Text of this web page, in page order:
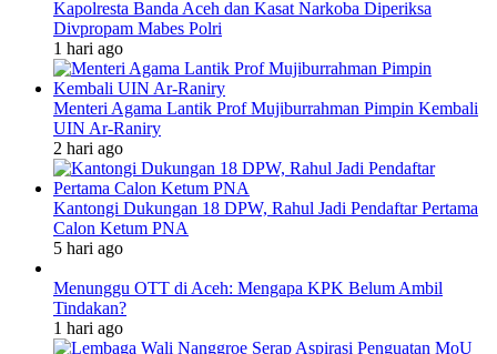
Kapolresta Banda Aceh dan Kasat Narkoba Diperiksa
Divpropam Mabes Polri
1 hari ago
Menteri Agama Lantik Prof Mujiburrahman Pimpin Kembali
UIN Ar-Raniry
2 hari ago
Kantongi Dukungan 18 DPW, Rahul Jadi Pendaftar Pertama
Calon Ketum PNA
5 hari ago
Menunggu OTT di Aceh: Mengapa KPK Belum Ambil
Tindakan?
1 hari ago